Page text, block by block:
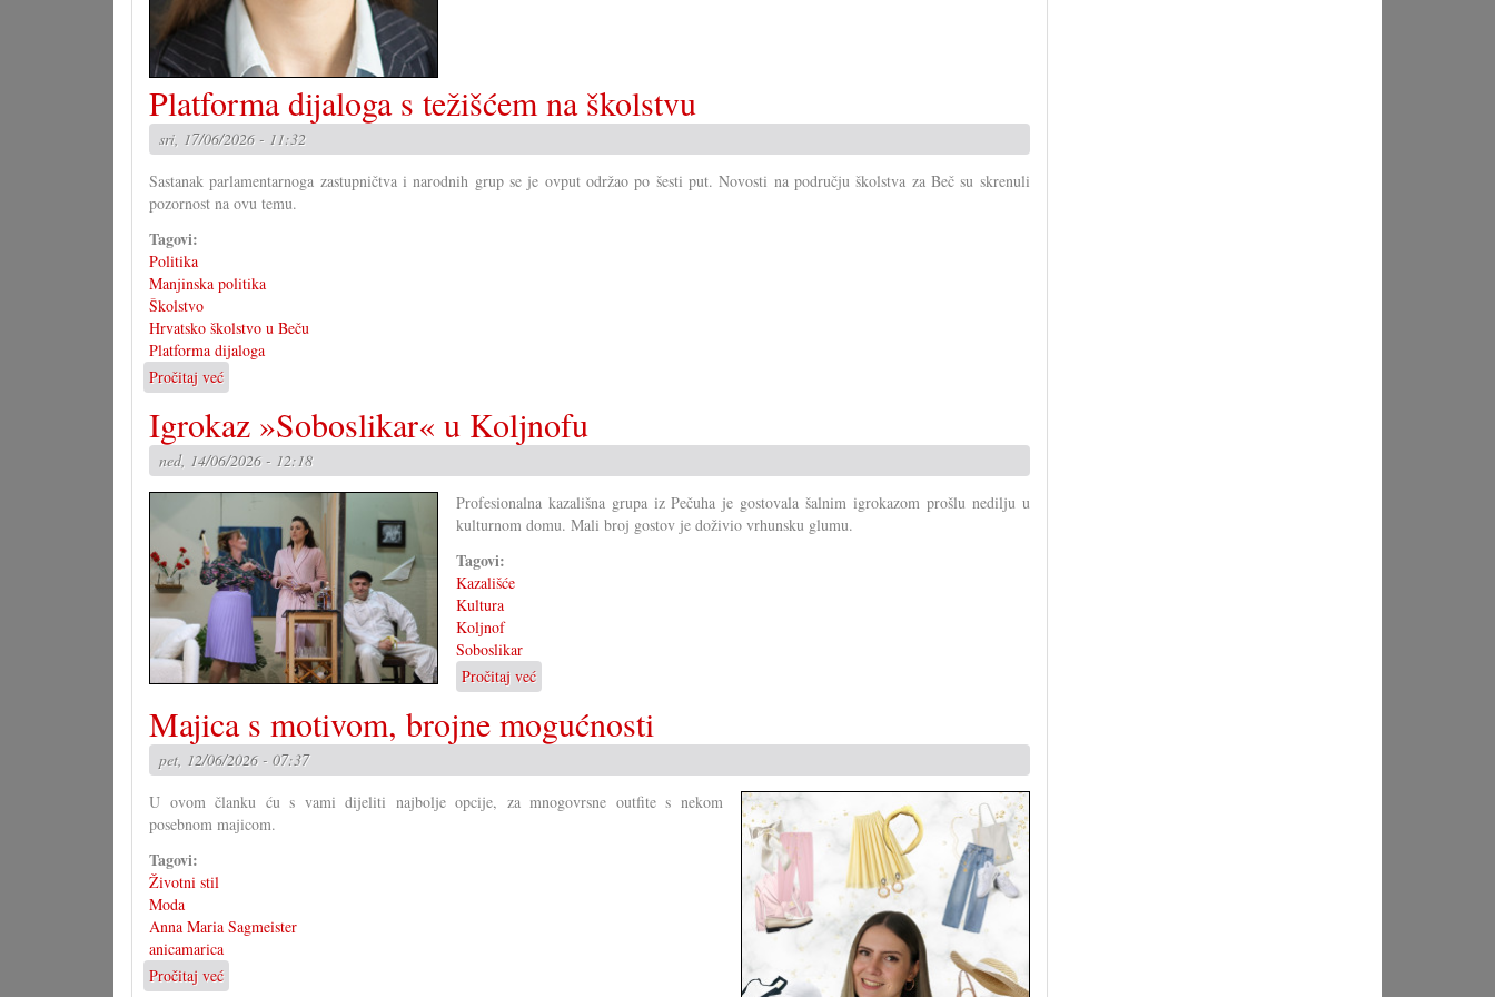
Platforma dijaloga s težišćem na školstvu
sri, 17/06/2026 - 11:32
Sastanak parlamentarnoga zastupničtva i narodnih grup se je ovput održao po šesti put. Novosti na području školstva za Beč su skrenuli
pozornost na ovu temu.
Tagovi:
Politika
Manjinska politika
Školstvo
Hrvatsko školstvo u Beču
Platforma dijaloga
Pročitaj već
Platforma
dijaloga
s
težišćem
na
Igrokaz »Soboslikar« u Koljnofu
ned, 14/06/2026 - 12:18
Profesionalna kazališna grupa iz Pečuha je gostovala šalnim igrokazom prošlu nedilju u
kulturnom domu. Mali broj gostov je doživio vrhunsku glumu.
Tagovi:
Kazališće
Kultura
Koljnof
Soboslikar
Pročitaj već
Igrokaz
»Soboslikar«
u
Majica s motivom, brojne mogućnosti
pet, 12/06/2026 - 07:37
U ovom članku ću s vami dijeliti najbolje opcije, za mnogovrsne outfite s nekom
posebnom majicom.
Tagovi:
Životni stil
Moda
Anna Maria Sagmeister
anicamarica
Pročitaj već